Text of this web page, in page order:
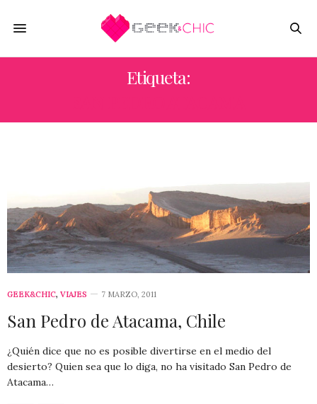
Etiqueta:
GEEK&CHIC, VIAJES 7 MARZO, 2011
San Pedro de Atacama, Chile
¿Quién dice que no es posible divertirse en el medio del
desierto? Quien sea que lo diga, no ha visitado San Pedro de
Atacama…